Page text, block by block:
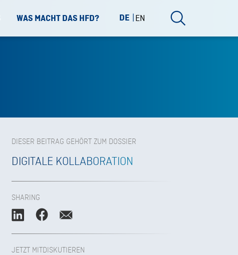
WAS MACHT DAS HFD? DE EN
DIESER BEITRAG GEHÖRT ZUM DOSSIER
DIGITALE KOLLABORATION
SHARING
JETZT MITDISKUTIEREN